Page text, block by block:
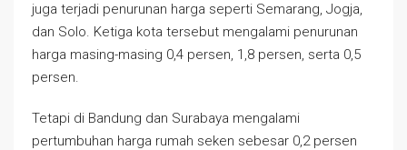
juga terjadi penurunan harga seperti Semarang, Jogja,
dan Solo. Ketiga kota tersebut mengalami penurunan
harga masing-masing 0,4 persen, 1,8 persen, serta 0,5
persen.
Tetapi di Bandung dan Surabaya mengalami
pertumbuhan harga rumah seken sebesar 0,2 persen